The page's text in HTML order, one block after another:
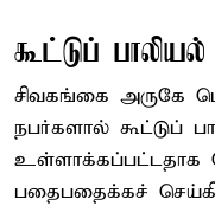
கூட்டுப்
சிவகங்கை அருகே
நபர்களால் கூட்டுப்
உள்ளாக்கப்பட்டதாக
பதைபதைக்கச்